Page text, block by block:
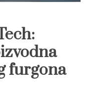
furgona